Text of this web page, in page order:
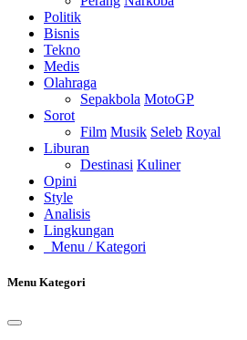
Politik
Bisnis
Tekno
Medis
Olahraga
Sepakbola MotoGP
Sorot
Film Musik Seleb Royal
Liburan
Destinasi Kuliner
Opini
Style
Analisis
Lingkungan
Menu / Kategori
Menu Kategori